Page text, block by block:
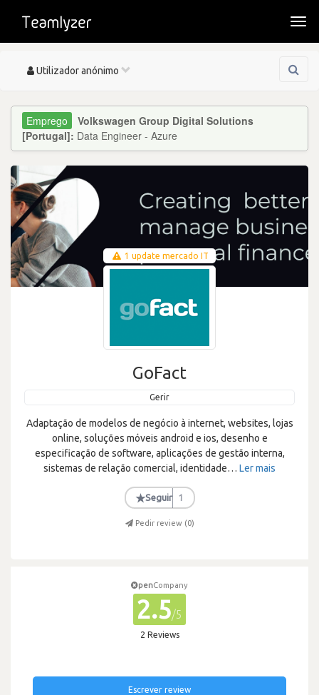
Toggle
Utilizador anónimo
Volkswagen Group Digital Solutions
[Portugal]: Data Engineer - Azure
1 update mercado IT
GoFact
Gerir
Adaptação de modelos de negócio à internet, websites, lojas
online, soluções móveis android e ios, desenho e
especificação de software, aplicações de gestão interna,
sistemas de relação comercial, identidade… Ler mais
★Seguir 1
Pedir review (0)
penCompany
2.5/5
2 Reviews
Escrever review